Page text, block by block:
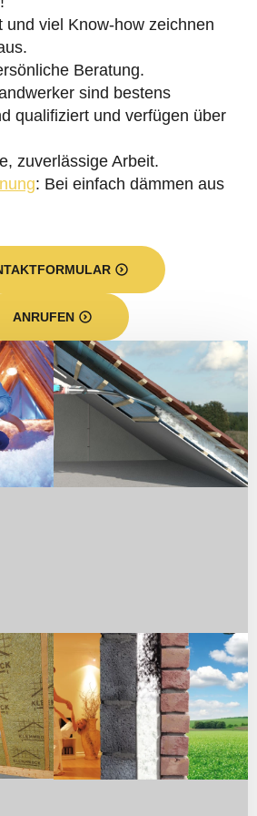
und viel Know-how zeichnen
Beratung.
sind bestens
qualifiziert und verfügen über
zuverlässige Arbeit.
: Bei einfach dämmen aus
ANRUFEN